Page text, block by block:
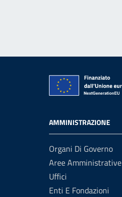
AMMINISTRAZIONE
Organi Di Governo
Aree Amministrative
Uffici
Enti E Fondazioni